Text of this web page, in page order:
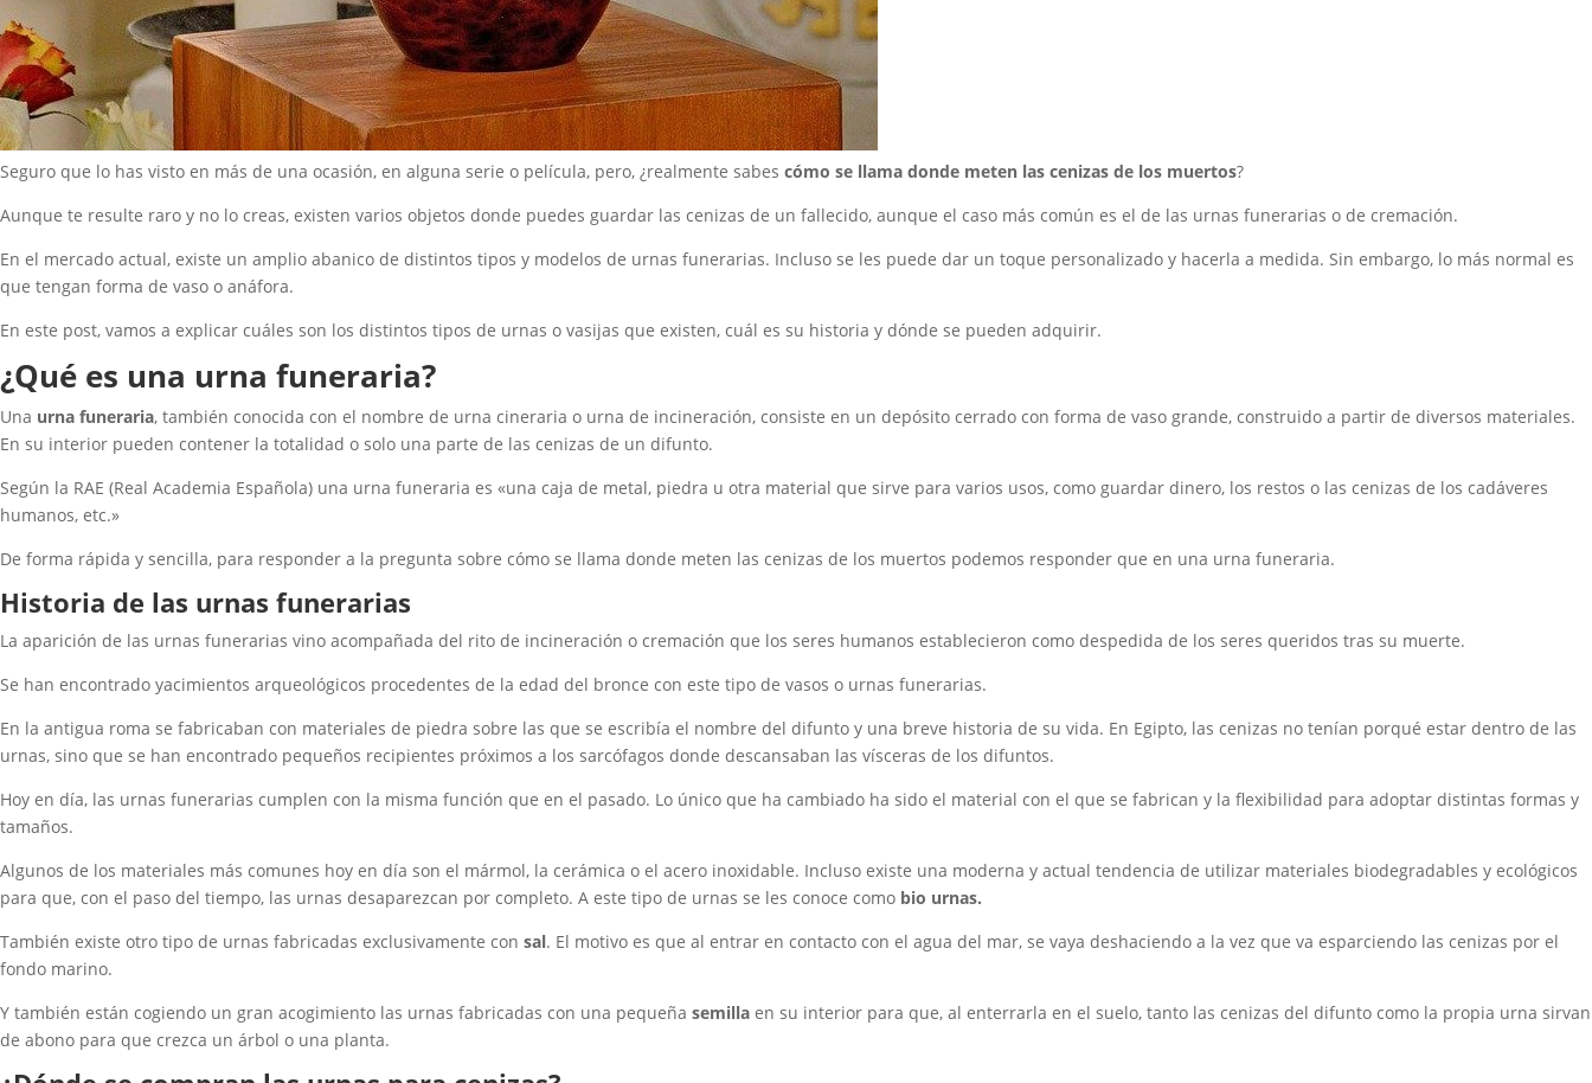
Seguro que lo has visto en más de una ocasión, en alguna serie o película, pero, ¿realmente sabes cómo se llama donde meten las cenizas de los muertos?
Aunque te resulte raro y no lo creas, existen varios objetos donde puedes guardar las cenizas de un fallecido, aunque el caso más común es el de las urnas funerarias o de cremación.
En el mercado actual, existe un amplio abanico de distintos tipos y modelos de urnas funerarias. Incluso se les puede dar un toque personalizado y hacerla a medida. Sin embargo, lo más normal es
que tengan forma de vaso o anáfora.
En este post, vamos a explicar cuáles son los distintos tipos de urnas o vasijas que existen, cuál es su historia y dónde se pueden adquirir.
¿Qué es una urna funeraria?
Una urna funeraria, también conocida con el nombre de urna cineraria o urna de incineración, consiste en un depósito cerrado con forma de vaso grande, construido a partir de diversos materiales.
En su interior pueden contener la totalidad o solo una parte de las cenizas de un difunto.
Según la RAE (Real Academia Española) una urna funeraria es «una caja de metal, piedra u otra material que sirve para varios usos, como guardar dinero, los restos o las cenizas de los cadáveres
humanos, etc.»
De forma rápida y sencilla, para responder a la pregunta sobre cómo se llama donde meten las cenizas de los muertos podemos responder que en una urna funeraria.
Historia de las urnas funerarias
La aparición de las urnas funerarias vino acompañada del rito de incineración o cremación que los seres humanos establecieron como despedida de los seres queridos tras su muerte.
Se han encontrado yacimientos arqueológicos procedentes de la edad del bronce con este tipo de vasos o urnas funerarias.
En la antigua roma se fabricaban con materiales de piedra sobre las que se escribía el nombre del difunto y una breve historia de su vida. En Egipto, las cenizas no tenían porqué estar dentro de las
urnas, sino que se han encontrado pequeños recipientes próximos a los sarcófagos donde descansaban las vísceras de los difuntos.
Hoy en día, las urnas funerarias cumplen con la misma función que en el pasado. Lo único que ha cambiado ha sido el material con el que se fabrican y la flexibilidad para adoptar distintas formas y
tamaños.
Algunos de los materiales más comunes hoy en día son el mármol, la cerámica o el acero inoxidable. Incluso existe una moderna y actual tendencia de utilizar materiales biodegradables y ecológicos
para que, con el paso del tiempo, las urnas desaparezcan por completo. A este tipo de urnas se les conoce como bio urnas.
También existe otro tipo de urnas fabricadas exclusivamente con sal. El motivo es que al entrar en contacto con el agua del mar, se vaya deshaciendo a la vez que va esparciendo las cenizas por el
fondo marino.
Y también están cogiendo un gran acogimiento las urnas fabricadas con una pequeña semilla en su interior para que, al enterrarla en el suelo, tanto las cenizas del difunto como la propia urna sirvan
de abono para que crezca un árbol o una planta.